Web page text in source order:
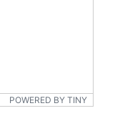
POWERED BY TINY